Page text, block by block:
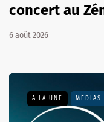
concert au
6 août 2026
A LA UNE MÉDIAS